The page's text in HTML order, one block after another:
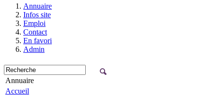
Annuaire
Infos site
Emploi
Contact
En favori
Admin
Annuaire
Accueil